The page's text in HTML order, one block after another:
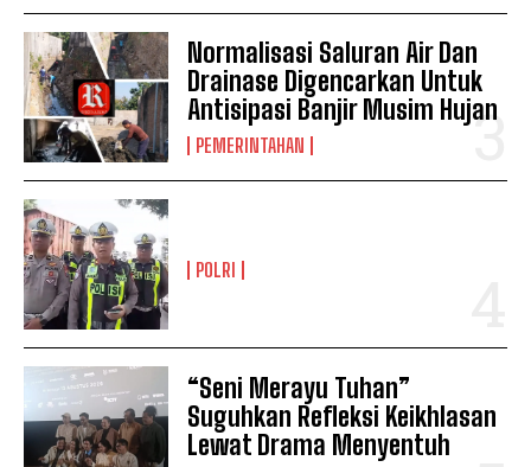
Normalisasi Saluran Air Dan
Drainase Digencarkan Untuk
Antisipasi Banjir Musim Hujan
PEMERINTAHAN
POLRI
“Seni Merayu Tuhan”
Suguhkan Refleksi Keikhlasan
Lewat Drama Menyentuh